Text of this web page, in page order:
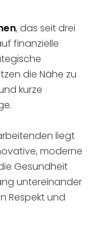
, das seit drei
finanzielle
die Nähe zu
kurze
liegt
moderne
Gesundheit
untereinander
Respekt und